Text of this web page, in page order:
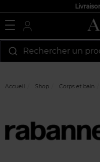
Rechercher un
Accueil Shop Corps et bain